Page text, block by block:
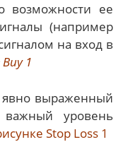
возможности ее
(например
на вход в
1
выраженный
уровень
Stop Loss 1